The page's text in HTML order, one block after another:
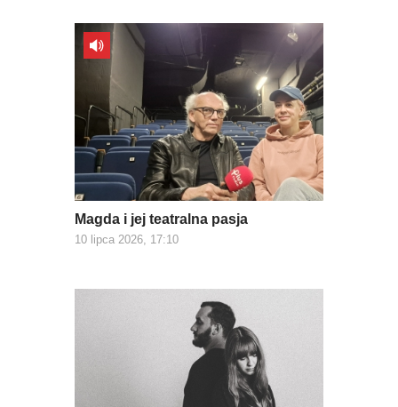
Magda i jej teatralna pasja
10 lipca 2026, 17:10